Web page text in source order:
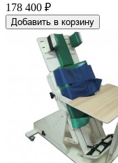
178 400 ₽
Добавить в корзину